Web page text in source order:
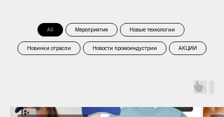
All Мероприятия Новые технологии
Новинки отрасли Новости промоиндустрии АКЦИИ